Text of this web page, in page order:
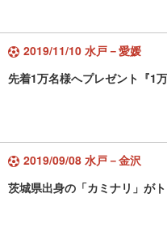
2019/11/10 水戸－愛媛
先着1万名様へプレゼント『1
2019/09/08 水戸－金沢
茨城県出身の「カミナリ」が